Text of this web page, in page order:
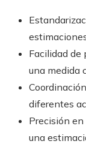
Facilidad
una medida
diferentes
Precisión
una